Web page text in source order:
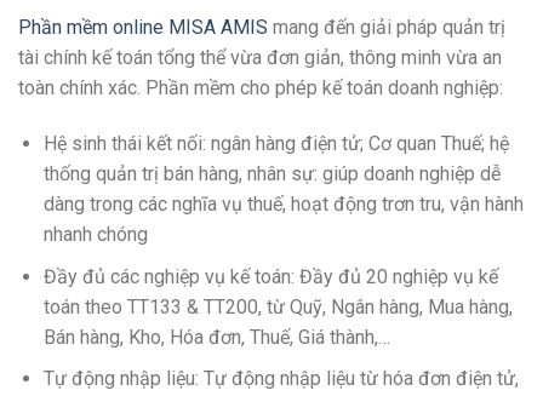
Phần mềm online MISA AMIS mang đến giải pháp quản trị
tài chính kế toán tổng thể vừa đơn giản, thông minh vừa an
toàn chính xác. Phần mềm cho phép kế toán doanh nghiệp:
Hệ sinh thái kết nối: ngân hàng điện tử; Cơ quan Thuế; hệ
thống quản trị bán hàng, nhân sự: giúp doanh nghiệp dễ
dàng trong các nghĩa vụ thuế, hoạt động trơn tru, vận hành
nhanh chóng
Đầy đủ các nghiệp vụ kế toán: Đầy đủ 20 nghiệp vụ kế
toán theo TT133 & TT200, từ Quỹ, Ngân hàng, Mua hàng,
Bán hàng, Kho, Hóa đơn, Thuế, Giá thành,…
Tự động nhập liệu: Tự động nhập liệu từ hóa đơn điện tử,